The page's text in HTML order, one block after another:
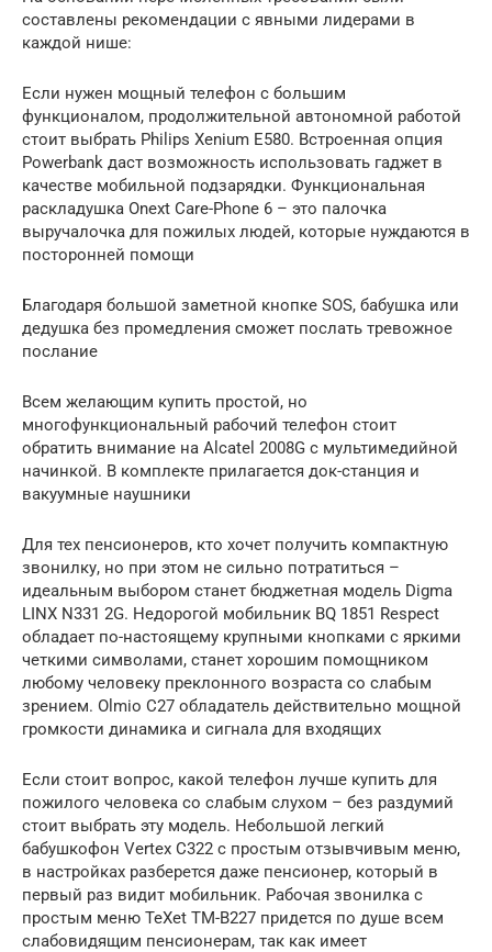
составлены рекомендации с явными лидерами в
каждой нише:
Если нужен мощный телефон с большим
функционалом, продолжительной автономной работой
стоит выбрать Philips Xenium E580. Встроенная опция
Powerbank даст возможность использовать гаджет в
качестве мобильной подзарядки. Функциональная
раскладушка Onext Care-Phone 6 – это палочка
выручалочка для пожилых людей, которые нуждаются в
посторонней помощи
Благодаря большой заметной кнопке SOS, бабушка или
дедушка без промедления сможет послать тревожное
послание
Всем желающим купить простой, но
многофункциональный рабочий телефон стоит
обратить внимание на Alcatel 2008G с мультимедийной
начинкой. В комплекте прилагается док-станция и
вакуумные наушники
Для тех пенсионеров, кто хочет получить компактную
звонилку, но при этом не сильно потратиться –
идеальным выбором станет бюджетная модель Digma
LINX N331 2G. Недорогой мобильник BQ 1851 Respect
обладает по-настоящему крупными кнопками с яркими
четкими символами, станет хорошим помощником
любому человеку преклонного возраста со слабым
зрением. Olmio C27 обладатель действительно мощной
громкости динамика и сигнала для входящих
Если стоит вопрос, какой телефон лучше купить для
пожилого человека со слабым слухом – без раздумий
стоит выбрать эту модель. Небольшой легкий
бабушкофон Vertex C322 с простым отзывчивым меню,
в настройках разберется даже пенсионер, который в
первый раз видит мобильник. Рабочая звонилка с
простым меню TeXet TM-B227 придется по душе всем
слабовидящим пенсионерам, так как имеет